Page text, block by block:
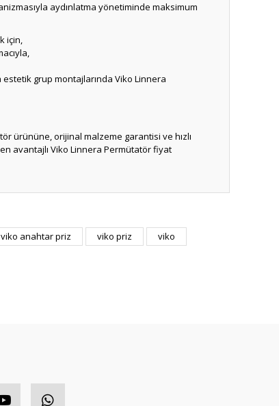
aydınlatma yönetiminde maksimum
için,
grup montajlarında Viko Linnera
ürününe, orijinal malzeme garantisi ve hızlı
avantajlı Viko Linnera Permütatör fiyat
viko anahtar priz viko priz
viko